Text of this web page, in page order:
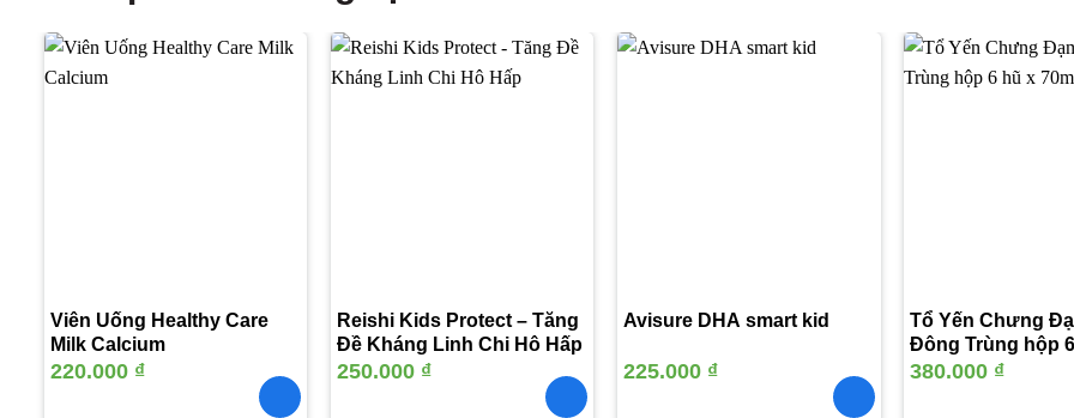
Viên Uống Healthy Care
Milk Calcium
220.000 ₫
Reishi Kids Protect – Tăng
Đề Kháng Linh Chi Hô Hấp
250.000 ₫
Avisure DHA smart kid
225.000 ₫
Tổ Yến Chưng
Đông Trùng hộp
70ml
380.000 ₫